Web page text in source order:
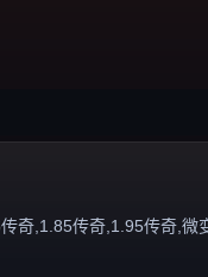
奇,1.85传奇,1.95传奇,微